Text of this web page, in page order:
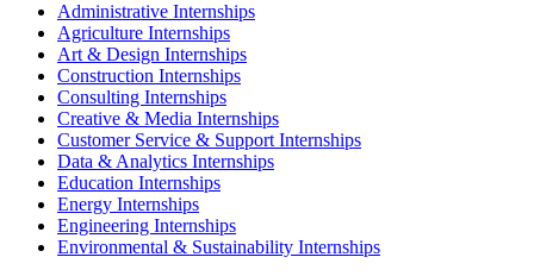
Administrative Internships
Agriculture Internships
Art & Design Internships
Construction Internships
Consulting Internships
Creative & Media Internships
Customer Service & Support Internships
Data & Analytics Internships
Education Internships
Energy Internships
Engineering Internships
Environmental & Sustainability Internships